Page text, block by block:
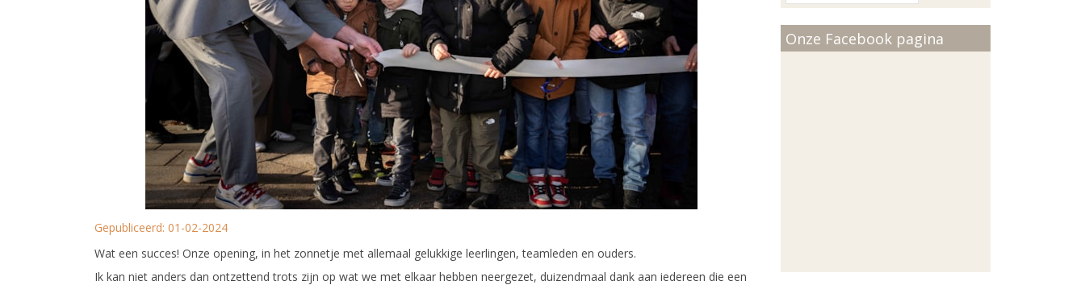
Gepubliceerd: 01-02-2024
Wat een succes! Onze opening, in het zonnetje met allemaal gelukkige leerlingen, teamleden en ouders.
Ik kan niet anders dan ontzettend trots zijn op wat we met elkaar hebben neergezet, duizendmaal dank aan iedereen die een
Onze Facebook pagina